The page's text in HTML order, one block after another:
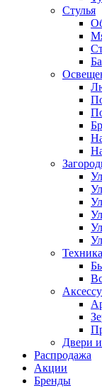
Стулья
Двери
Распродажа
Акции
Бренды